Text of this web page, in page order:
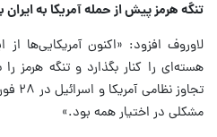
تنگه هرمز پیش از حمله آمریکا به ایران
لاوروف افزود: «اکنون آمریکایی‌ها
هسته‌ای را کنار بگذارد و تنگه هرمز
مشکلی در اختیار همه بود.»